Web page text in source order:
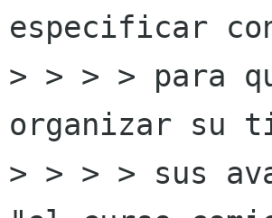
especificar
> > > > para
organizar su
> > > > sus